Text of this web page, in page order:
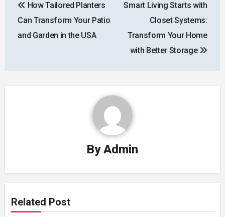
navigation
How Tailored Planters
Can Transform Your Patio
and Garden in the USA
Smart Living Starts with
Closet Systems:
Transform Your Home
with Better Storage
ByAdmin
Related Post